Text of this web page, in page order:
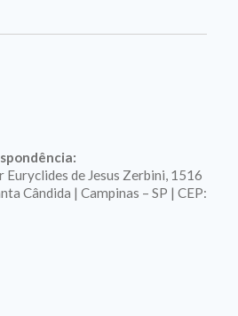
de Jesus Zerbini, 1516
Cândida | Campinas – SP | CEP: